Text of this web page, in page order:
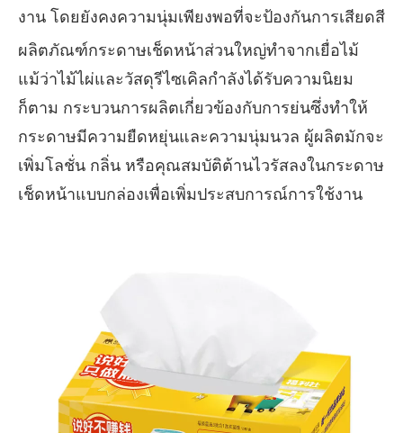
งาน โดยยังคงความนุ่มเพียงพอที่จะป้องกันการเสียดสี
ผลิตภัณฑ์กระดาษเช็ดหน้าส่วนใหญ่ทำจากเยื่อไม้
แม้ว่าไม้ไผ่และวัสดุรีไซเคิลกำลังได้รับความนิยม
ก็ตาม กระบวนการผลิตเกี่ยวข้องกับการย่นซึ่งทำให้
กระดาษมีความยืดหยุ่นและความนุ่มนวล ผู้ผลิตมักจะ
เพิ่มโลชั่น กลิ่น หรือคุณสมบัติต้านไวรัสลงในกระดาษ
เช็ดหน้าแบบกล่องเพื่อเพิ่มประสบการณ์การใช้งาน